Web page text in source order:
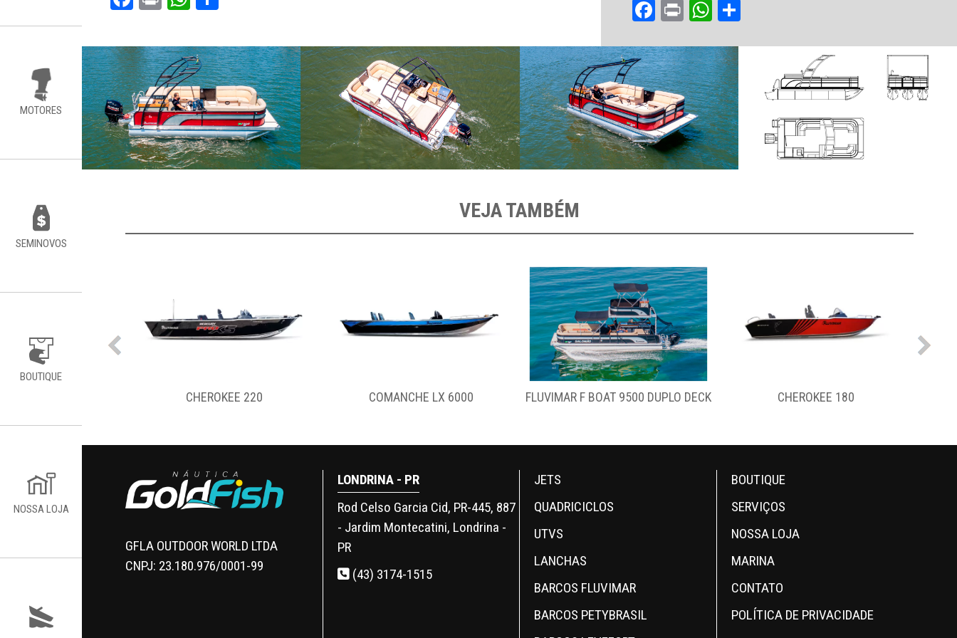
MOTORES
SEMINOVOS
BOUTIQUE
NOSSA LOJA
Facebook
PrintWhatsApp
VEJA TAMBÉM
CHEROKEE 220 COMANCHE LX 6000 FLUVIMAR F BOAT 9500 DUPLO DECK CHEROKEE 180
GFLA OUTDOOR WORLD LTDA
CNPJ: 23.180.976/0001-99
LONDRINA - PR
Rod Celso Garcia Cid, PR-445, 887
- Jardim Montecatini, Londrina -
PR
(43) 3174-1515
JETS
QUADRICICLOS
UTVS
LANCHAS
BARCOS FLUVIMAR
BARCOS PETYBRASIL
BOUTIQUE
SERVIÇOS
NOSSA LOJA
MARINA
CONTATO
POLÍTICA DE PRIVACIDADE